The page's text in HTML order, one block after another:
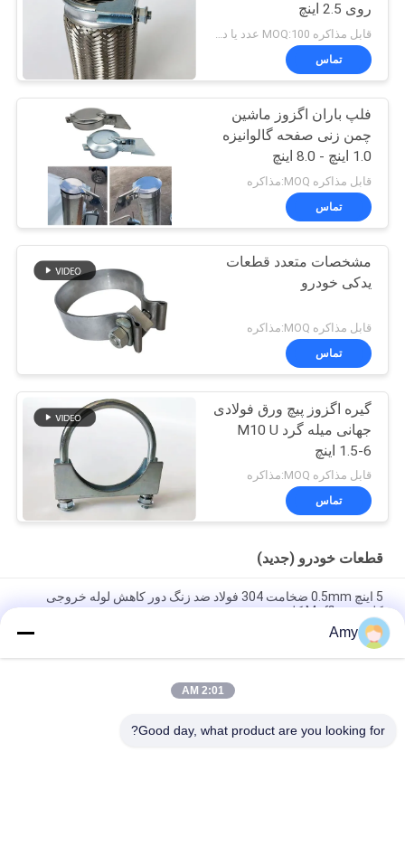
روی 2.5 اینچ
تماس
فلپ باران اگزوز ماشین
چمن زنی صفحه گالوانیزه
1.0 اینچ - 8.0 اینچ
قابل مذاکره MOQ:مذاکره
تماس
مشخصات متعدد قطعات
یدکی خودرو
قابل مذاکره MOQ:مذاکره
تماس
گیره اگزوز پیچ ورق فولادی
جهانی میله گرد M10 U
1.5-6 اینچ
قابل مذاکره MOQ:مذاکره
تماس
قطعات خودرو (جدید)
5 اینچ 0.5mm ضخامت 304 فولاد ضد زنگ دور کاهش لوله خروجی
کلیمپ Muffler کلیمپ
قطعات معدنی اتوماتیک
Amy
2:01 AM
Good day, what product are you looking for?